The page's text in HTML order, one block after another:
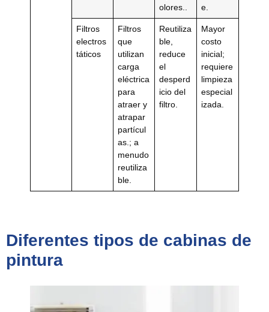
olores..
e.
Filtros
electros
táticos
Filtros
que
utilizan
carga
eléctrica
para
atraer y
atrapar
partícul
as.; a
menudo
reutiliza
ble.
Reutiliza
ble,
reduce
el
desperd
icio del
filtro.
Mayor
costo
inicial;
requiere
limpieza
especial
izada.
Diferentes tipos de cabinas de
pintura